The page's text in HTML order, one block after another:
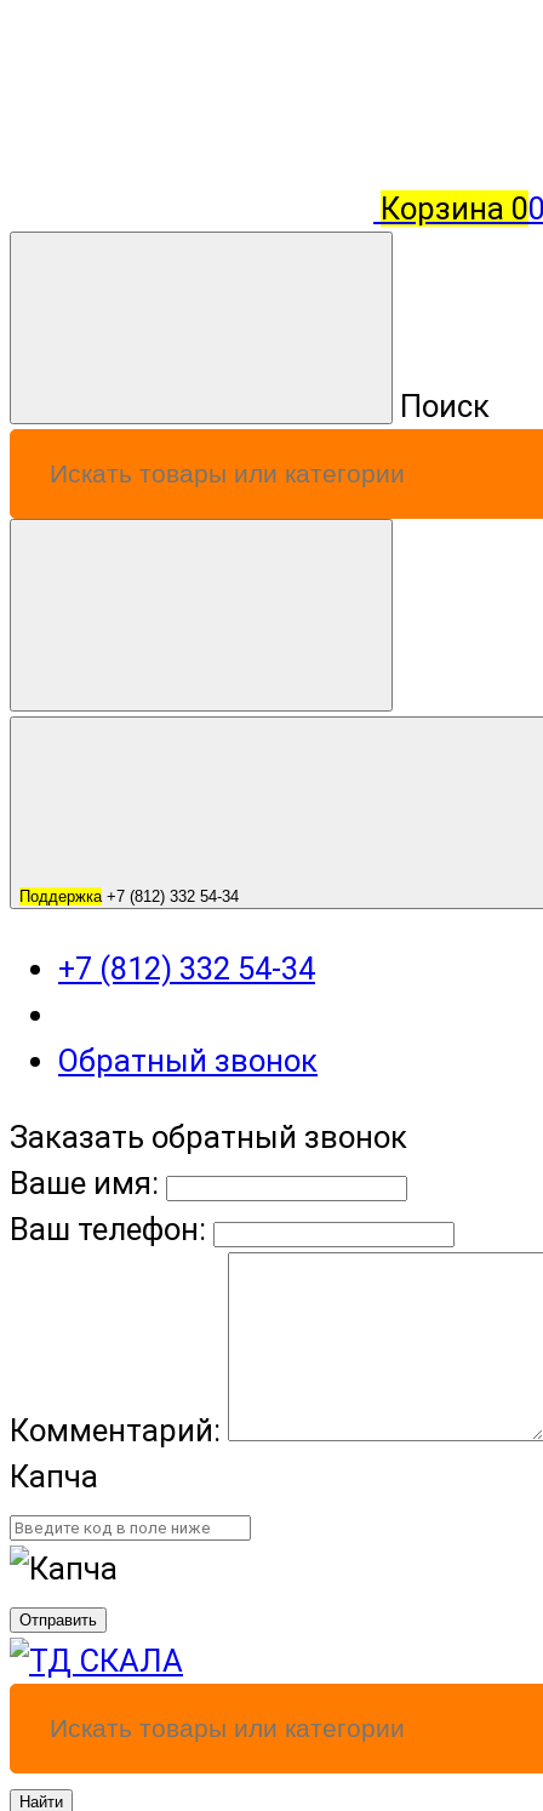
Корзина 0
Поиск
Поддержка +7 (812) 332 54-34
+7 (812) 332 54-34
Обратный звонок
Заказать обратный звонок
Ваше имя:
Ваш телефон:
Комментарий:
Капча
Отправить
Найти